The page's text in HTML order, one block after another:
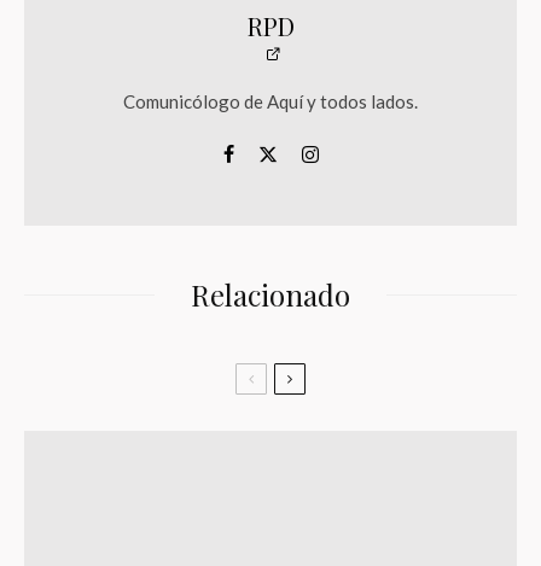
RPD
Comunicólogo de Aquí y todos lados.
Relacionado